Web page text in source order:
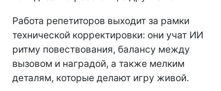
Работа репетиторов выходит за рамки
технической корректировки: они учат ИИ
ритму повествования, балансу между
вызовом и наградой, а также мелким
деталям, которые делают игру живой.